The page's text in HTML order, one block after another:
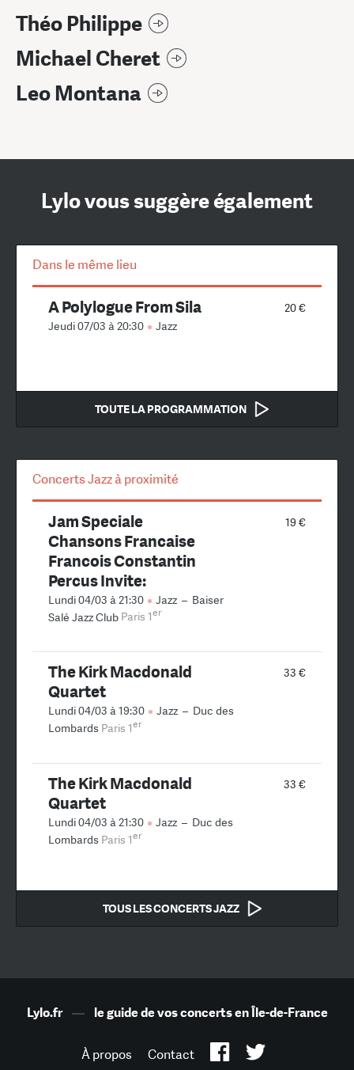
Théo Philippe
Michael Cheret
Leo Montana
Lylo vous suggère également
Dans le même lieu
20 €
A Polylogue From Sila
Jeudi 07/03 à 20:30 Jazz
TOUTE LA PROGRAMMATION
Concerts Jazz à proximité
19 €
Jam Speciale
Chansons Francaise
Francois Constantin
Percus Invite:
Lundi 04/03 à 21:30 Jazz – Baiser
Salé Jazz Club Paris 1er
33 €
The Kirk Macdonald
Quartet
Lundi 04/03 à 19:30 Jazz – Duc des
Lombards Paris 1er
33 €
The Kirk Macdonald
Quartet
Lundi 04/03 à 21:30 Jazz – Duc des
Lombards Paris 1er
TOUS LES CONCERTS JAZZ
Lylo.fr— le guide de vos concerts en Île-de-France
À propos Contact